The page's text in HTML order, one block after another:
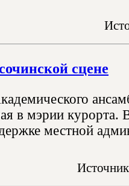
сцене
в мэрии курорта.
местной